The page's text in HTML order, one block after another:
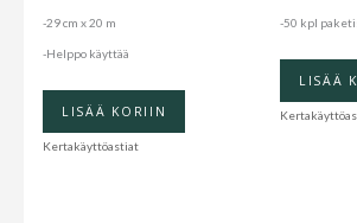
-29 cm x 20 m
-Helppo käyttää
LISÄÄ KORIIN
Kertakäyttöastiat
-50 kpl
LISÄÄ